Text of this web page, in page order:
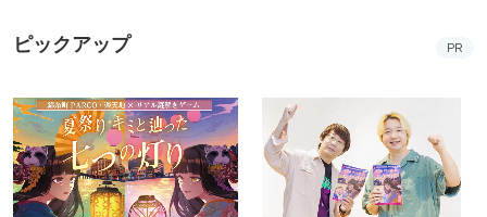
ピックアップ PR